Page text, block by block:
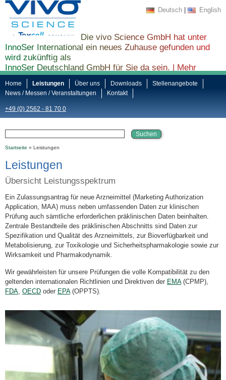
Deutsch English
Die vivo Science GmbH hat unter
InnoSer International ein neues Zuhause gefunden und
wird zukünftig als
InnoSer Deutschland GmbH für Sie da sein. | Mehr
Informationen finden Sie hier ...
Home Leistungen Über uns Downloads
Stellenangebote
News / Messen / Veranstaltungen
Kontakt
+49 (0) 2562 - 81 70 0
Startseite » Leistungen
Leistungen
Übersicht Leistungsspektrum
Ein Zulassungsantrag für neue Arzneimittel (Marketing Authorization
Application, MAA) muss neben umfassenden Daten zur klinischen
Prüfung auch sämtliche erforderlichen präklinischen Daten beinhalten.
Zentrale Bestandteile des präklinischen Abschnitts sind Daten zur
Spezifikation und Qualität des Arzneimittels, zur Bioverfügbarkeit und
Metabolisierung, zur Toxikologie und Sicherheitspharmakologie sowie zur
Wirksamkeit und Pharmakodynamik.
Wir gewährleisten für unsere Prüfungen die volle Kompatibilität zu den
geltenden internationalen Richtlinien und Direktiven der EMA(CPMP),
FDA, OECD oder EPA(OPPTS).